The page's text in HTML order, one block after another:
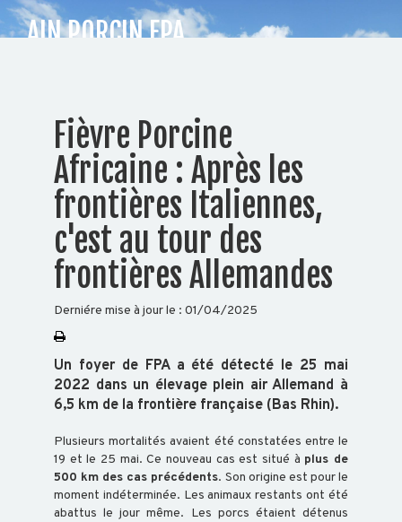
CHOISISSEZ
DÉPARTEMENT
BOVIN
AIN PORCIN FPA
Fièvre Porcine
Africaine : Après les
frontières Italiennes,
c'est au tour des
frontières Allemandes
Derniére mise à jour le : 01/04/2025
Un foyer de FPA a été détecté le 25 mai
2022 dans un élevage plein air Allemand à
6,5 km de la frontière française (Bas Rhin).
Plusieurs mortalités avaient été constatées entre le
19 et le 25 mai. Ce nouveau cas est situé à plus de
500 km des cas précédents. Son origine est pour le
moment indéterminée. Les animaux restants ont été
abattus le jour même. Les porcs étaient détenus